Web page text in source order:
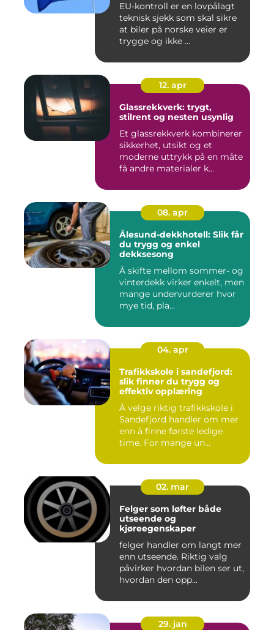
EU-kontroll er en lovpålagt
teknisk sjekk som skal sikre
at biler på norske veier er
trygge og ikke ...
12. apr
Glassrekkverk: trygt,
stilrent og nesten usynlig
Et glassrekkverk kombinerer
sikkerhet, utsikt og et
moderne uttrykk på en måte
få andre materialer k...
08. apr
Ålesund-dekkhotell: Slik får
du trygg og enkel
dekksesong
Å skifte mellom sommer- og
vinterdekk virker enkelt, men
mange undervurderer hvor
mye tid, pla...
04. apr
Trafikkskole i sandefjord:
slik finner du trygg og
effektiv opplæring
Å velge riktig trafikkskole i
Sandefjord handler om mer
enn å finne første ledige
time. For mange un...
02. mar
Felger som løfter både
utseende og
kjøreegenskaper
felger handler om langt mer
enn utseende. Riktig valg
påvirker hvordan bilen ser ut,
hvordan den opp...
29. jan